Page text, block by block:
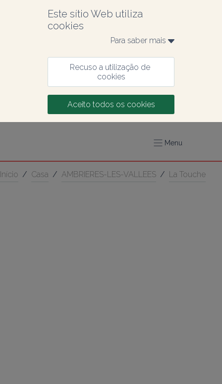
Este sítio Web utiliza
cookies
Para saber mais
Recuso a utilização de
cookies
Aceito todos os cookies
Menu
Início / Casa / AMBRIERES-LES-VALLEES / La Touche